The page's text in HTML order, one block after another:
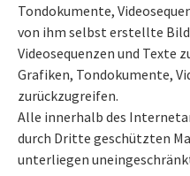
Tondokumente,
von ihm selbst erstellte
Videosequenzen und Texte
Grafiken, Tondokumente,
zurückzugreifen.
Alle innerhalb des
durch Dritte geschützten
unterliegen